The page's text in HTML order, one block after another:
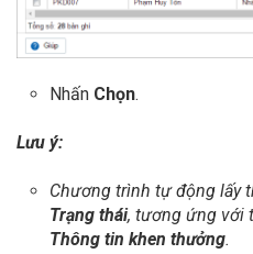
Nhấn Chọn.
Lưu ý:
Chương trình tự động lấy
Trạng thái, tương ứng với
Thông tin khen thưởng.